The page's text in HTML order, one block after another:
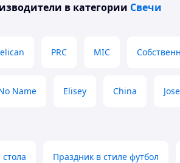
в категории Свечи
PRC MIC
Name Elisey China
Праздник в стиле футбол